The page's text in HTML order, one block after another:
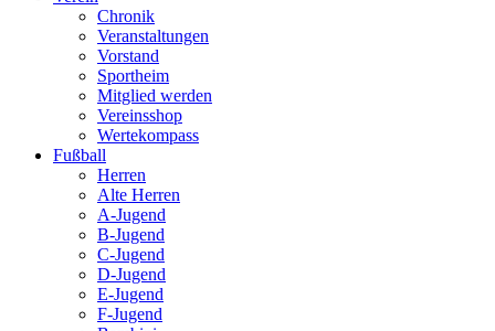
Chronik
Veranstaltungen
Vorstand
Sportheim
Mitglied werden
Vereinsshop
Wertekompass
Fußball
Herren
Alte Herren
A-Jugend
B-Jugend
C-Jugend
D-Jugend
E-Jugend
F-Jugend